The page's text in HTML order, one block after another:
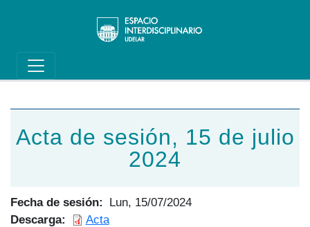
Main navigation
Acta de sesión, 15 de julio
2024
Fecha de sesión
Lun, 15/07/2024
Descarga
Acta